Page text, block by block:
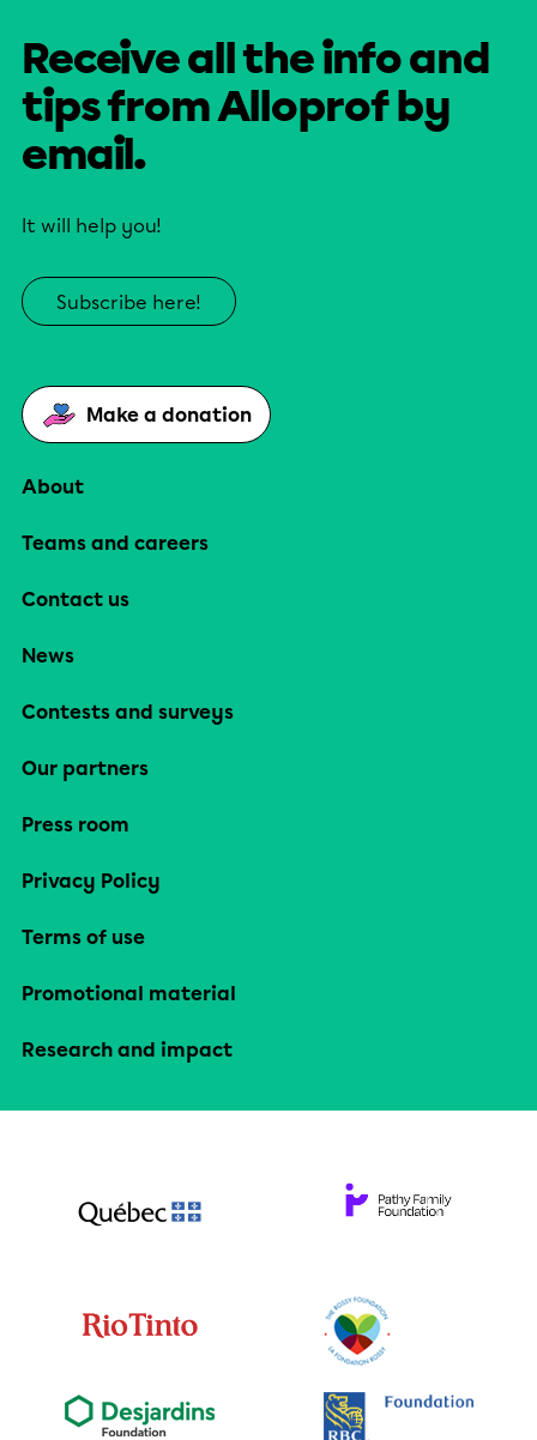
Receive all the info and
tips from Alloprof by
email.
It will help you!
Subscribe here!
Make a donation
About
Teams and careers
Contact us
News
Contests and surveys
Our partners
Press room
Privacy Policy
Terms of use
Promotional material
Research and impact